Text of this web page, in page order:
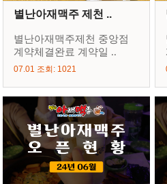
별난아재맥주 제천 ..
별난아재맥주제천 중앙점
계약체결완료 계약일 ..
07.01 조회: 1021